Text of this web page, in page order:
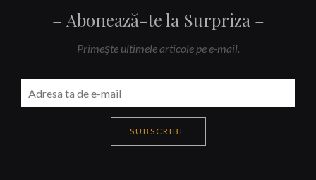
Abonează-te la Surpriza
Primeşte ultimele articole pe e-mail.
SUBSCRIBE